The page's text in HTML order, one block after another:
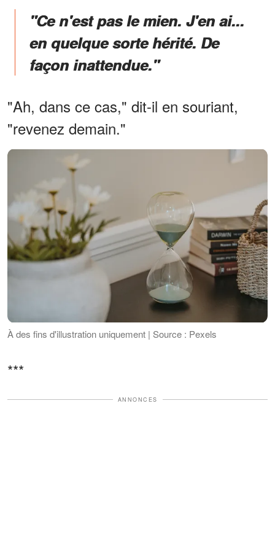
"Ce n'est pas le mien. J'en ai...
en quelque sorte hérité. De
façon inattendue."
"Ah, dans ce cas," dit-il en souriant,
"revenez demain."
À des fins d'illustration uniquement | Source : Pexels
***
ANNONCES